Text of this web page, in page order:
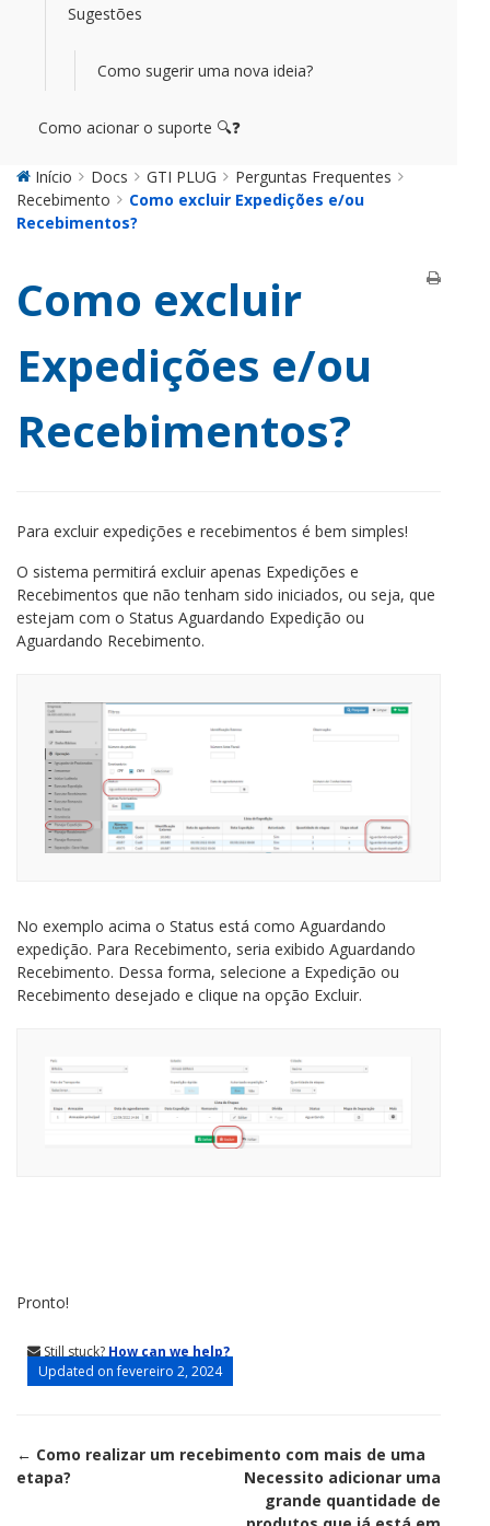
Sugestões
Como sugerir uma nova ideia?
Como acionar o suporte 🔍❓
Início Docs GTI PLUG
Perguntas Frequentes
Recebimento
Como excluir Expedições e/ou
Recebimentos?
Como excluir
Expedições e/ou
Recebimentos?
Para excluir expedições e recebimentos é bem simples!
O sistema permitirá excluir apenas Expedições e
Recebimentos que não tenham sido iniciados, ou seja, que
estejam com o Status Aguardando Expedição ou
Aguardando Recebimento.
No exemplo acima o Status está como Aguardando
expedição. Para Recebimento, seria exibido Aguardando
Recebimento. Dessa forma, selecione a Expedição ou
Recebimento desejado e clique na opção Excluir.
Pronto!
Still stuck? How can we help?
Updated on fevereiro 2, 2024
Doc
← Como realizar um recebimento com mais de uma
etapa?
Necessito adicionar uma
grande quantidade de